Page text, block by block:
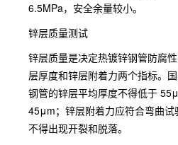
6.5MPa，安全余量较小。
锌层质量测试
锌层质量是决定热镀锌钢管防腐
层厚度和锌层附着力两个指标。
钢管的锌层平均厚度不得低于
45μm；锌层附着力应符合弯曲
不得出现开裂和脱落。